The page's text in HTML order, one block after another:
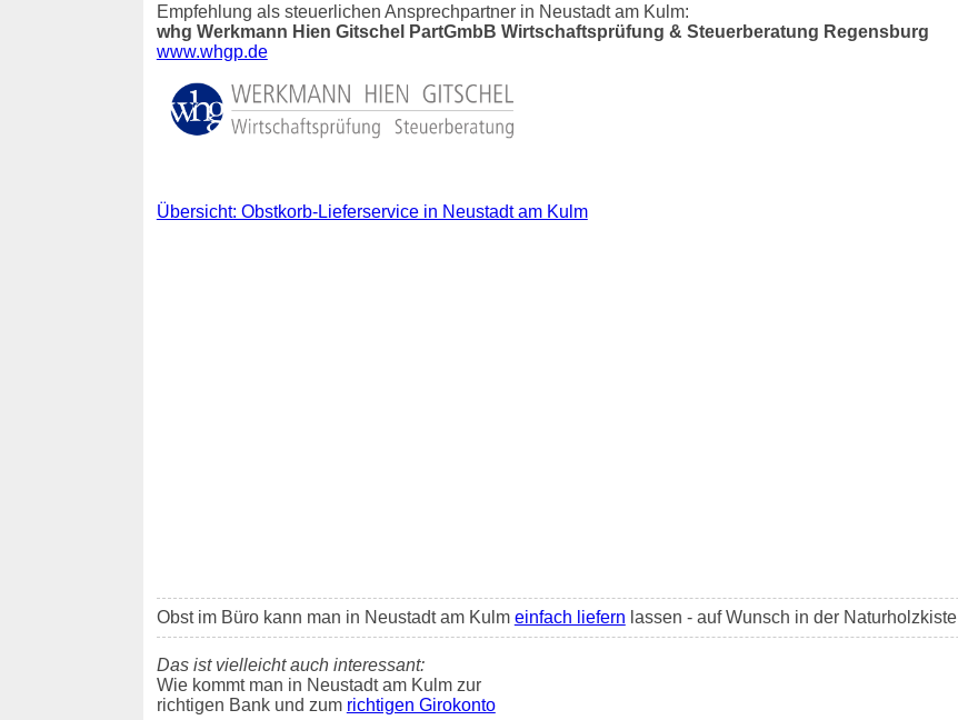
Empfehlung als steuerlichen Ansprechpartner in Neustadt am Kulm:
whg Werkmann Hien Gitschel PartGmbB Wirtschaftsprüfung & Steuerberatung Regensburg
www.whgp.de
Übersicht: Obstkorb-Lieferservice in Neustadt am Kulm
Obst im Büro kann man in Neustadt am Kulm einfach liefern lassen - auf Wunsch in der Naturholzkiste
Das ist vielleicht auch interessant:
Wie kommt man in Neustadt am Kulm zur
richtigen Bank und zum richtigen Girokonto